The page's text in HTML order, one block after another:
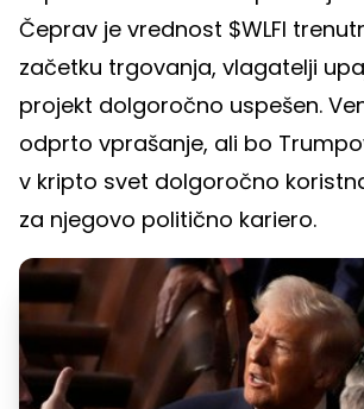
Čeprav je vrednost $WLFI
začetku trgovanja, vlagatelji
projekt dolgoročno uspešen.
odprto vprašanje, ali bo
v kripto svet dolgoročno
za njegovo politično kariero.